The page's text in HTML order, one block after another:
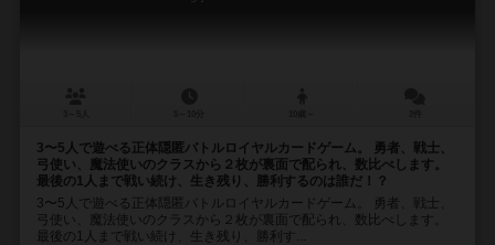
3〜5人で遊べる正体隠匿バトルロイヤルカードゲーム。 勇者、戦士、
弓使い、魔法使いのクラスから２枚が裏面で配られ、数比べします。
最後の1人まで戦い続け、生き残り、勝利するのは誰だ！？
3〜5人で遊べる正体隠匿バトルロイヤルカードゲーム。 勇者、戦士、
弓使い、魔法使いのクラスから２枚が裏面で配られ、数比べします。
最後の1人まで戦い続け、生き残り、勝利す...